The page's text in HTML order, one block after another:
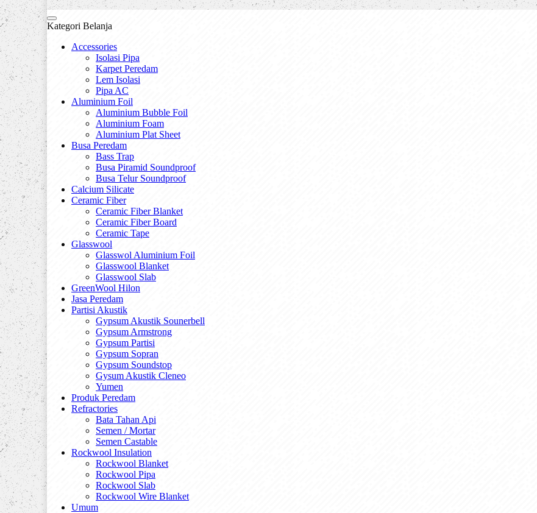
Kategori Belanja
Accessories
Isolasi Pipa
Karpet Peredam
Lem Isolasi
Pipa AC
Aluminium Foil
Aluminium Bubble Foil
Aluminium Foam
Aluminium Plat Sheet
Busa Peredam
Bass Trap
Busa Piramid Soundproof
Busa Telur Soundproof
Calcium Silicate
Ceramic Fiber
Ceramic Fiber Blanket
Ceramic Fiber Board
Ceramic Tape
Glasswool
Glasswol Aluminium Foil
Glasswool Blanket
Glasswool Slab
GreenWool Hilon
Jasa Peredam
Partisi Akustik
Gypsum Akustik Sounerbell
Gypsum Armstrong
Gypsum Partisi
Gypsum Sopran
Gypsum Soundstop
Gysum Akustik Cleneo
Yumen
Produk Peredam
Refractories
Bata Tahan Api
Semen / Mortar
Semen Castable
Rockwool Insulation
Rockwool Blanket
Rockwool Pipa
Rockwool Slab
Rockwool Wire Blanket
Umum